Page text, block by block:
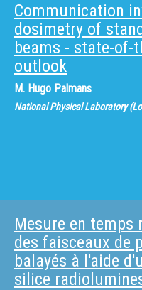
Communication
dosimetry of
beams - state-
outlook
M. Hugo Palmans
National Physical Laboratory
Mesure en
des faisceaux de
balayés à l'aide
silice